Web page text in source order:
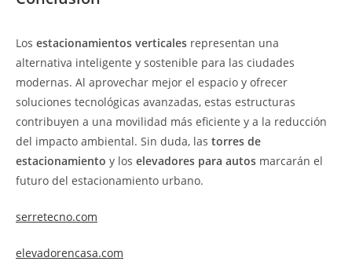
Los estacionamientos verticales representan una
alternativa inteligente y sostenible para las ciudades
modernas. Al aprovechar mejor el espacio y ofrecer
soluciones tecnológicas avanzadas, estas estructuras
contribuyen a una movilidad más eficiente y a la reducción
del impacto ambiental. Sin duda, las torres de
estacionamiento y los elevadores para autos marcarán el
futuro del estacionamiento urbano.
serretecno.com
elevadorencasa.com